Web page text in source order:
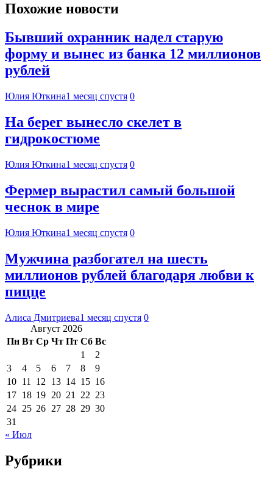
Похожие новости
Бывший охранник надел старую
форму и вынес из банка 12 миллионов
рублей
Юлия Юткина1 месяц спустя 0
На берег вынесло скелет в
гидрокостюме
Юлия Юткина1 месяц спустя 0
Фермер вырастил самый большой
чеснок в мире
Юлия Юткина1 месяц спустя 0
Мужчина разбогател на шесть
миллионов рублей благодаря любви к
пицце
Алиса Дмитриева1 месяц спустя 0
Август 2026
Пн Вт Ср Чт Пт Сб Вс
1
2
3
4 5 6 7 8
9
10 11 12 13 14 15 16
17 18 19 20 21 22 23
24 25 26 27 28 29 30
31
« Июл
Рубрики